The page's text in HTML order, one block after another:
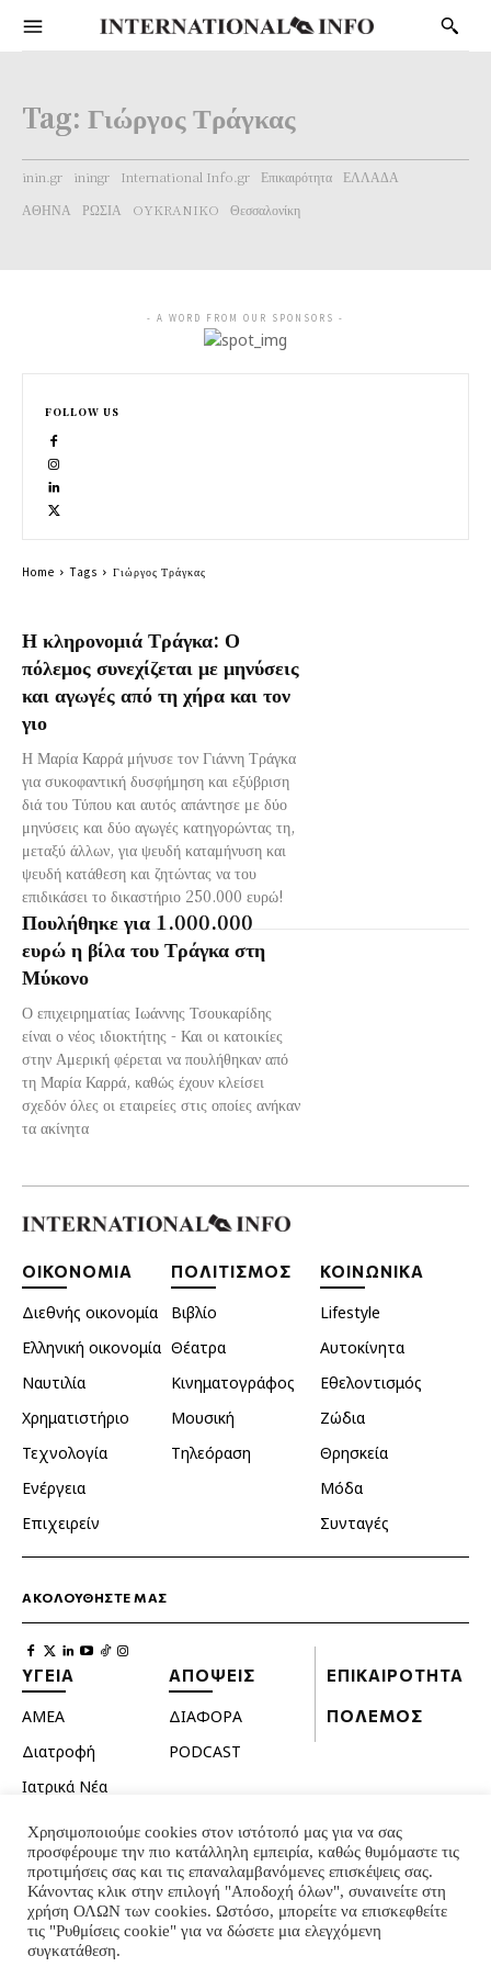
Tag: Γιώργος Τράγκας
inin.gr iningr International Info.gr Επικαιρότητα
ΕΛΛΑΔΑ
ΑΘΗΝΑ
ΡΩΣΙΑ OYKRANIKO Θεσσαλονίκη
Η κληρονομιά Τράγκα: Ο
πόλεμος συνεχίζεται με μηνύσεις
και αγωγές από τη χήρα και τον
γιο
Η Μαρία Καρρά μήνυσε τον Γιάννη Τράγκα
για συκοφαντική δυσφήμηση και εξύβριση
διά του Τύπου και αυτός απάντησε με δύο
μηνύσεις και δύο αγωγές κατηγορώντας τη,
μεταξύ άλλων, για ψευδή καταμήνυση και
ψευδή κατάθεση και ζητώντας να του
επιδικάσει το δικαστήριο 250.000 ευρώ!
Πουλήθηκε για 1.000.000
ευρώ η βίλα του Τράγκα στη
Μύκονο
Ο επιχειρηματίας Ιωάννης Τσουκαρίδης
είναι ο νέος ιδιοκτήτης - Και οι κατοικίες
στην Αμερική φέρεται να πουλήθηκαν από
τη Μαρία Καρρά, καθώς έχουν κλείσει
σχεδόν όλες οι εταιρείες στις οποίες ανήκαν
τα ακίνητα
- A WORD FROM OUR SPONSORS -
FOLLOW US
Home Tags Γιώργος Τράγκας
ΟΙΚΟΝΟΜΙΑ
Διεθνής οικονομία
Ελληνική οικονομία
Ναυτιλία
Χρηματιστήριο
Τεχνολογία
Ενέργεια
Επιχειρείν
ΠΟΛΙΤΙΣΜΟΣ
Βιβλίο
Θέατρα
Κινηματογράφος
Μουσική
Τηλεόραση
ΚΟΙΝΩΝΙΚΑ
Lifestyle
Αυτοκίνητα
Εθελοντισμός
Ζώδια
Θρησκεία
Μόδα
Συνταγές
ΑΚΟΛΟΥΘΗΣΤΕ ΜΑΣ
ΥΓΕΙΑ
ΑΜΕΑ
Διατροφή
Ιατρικά Νέα
Κατοικίδια
Ομορφιά
Σεξουαλική ζωή
Ψυχολογία
ΑΠΟΨΕΙΣ
ΔΙΑΦΟΡΑ
PODCAST
ΕΠΙΚΑΙΡΟΤΗΤΑ
ΠΟΛΕΜΟΣ
Χρησιμοποιούμε cookies στον ιστότοπό μας για να σας
προσφέρουμε την πιο κατάλληλη εμπειρία, καθώς θυμόμαστε τις
προτιμήσεις σας και τις επαναλαμβανόμενες επισκέψεις σας.
Κάνοντας κλικ στην επιλογή "Αποδοχή όλων", συναινείτε στη
χρήση ΟΛΩΝ των cookies. Ωστόσο, μπορείτε να επισκεφθείτε
τις "Ρυθμίσεις cookie" για να δώσετε μια ελεγχόμενη
συγκατάθεση.